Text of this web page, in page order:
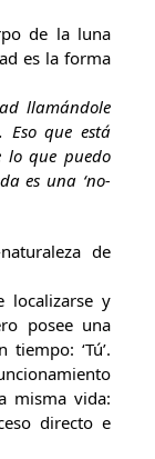
de la luna
es la forma
llamándole
Eso que está
lo que puedo
es una ‘no-
de
localizarse y
posee una
tiempo: ‘Tú’.
misma vida:
directo e